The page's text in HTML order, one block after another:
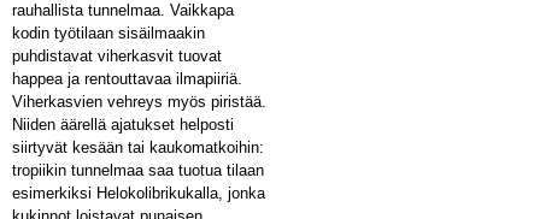
rauhallista tunnelmaa. Vaikkapa
kodin työtilaan sisäilmaakin
puhdistavat viherkasvit tuovat
happea ja rentouttavaa ilmapiiriä.
Viherkasvien vehreys myös piristää.
Niiden äärellä ajatukset helposti
siirtyvät kesään tai kaukomatkoihin:
tropiikin tunnelmaa saa tuotua tilaan
esimerkiksi Helokolibrikukalla, jonka